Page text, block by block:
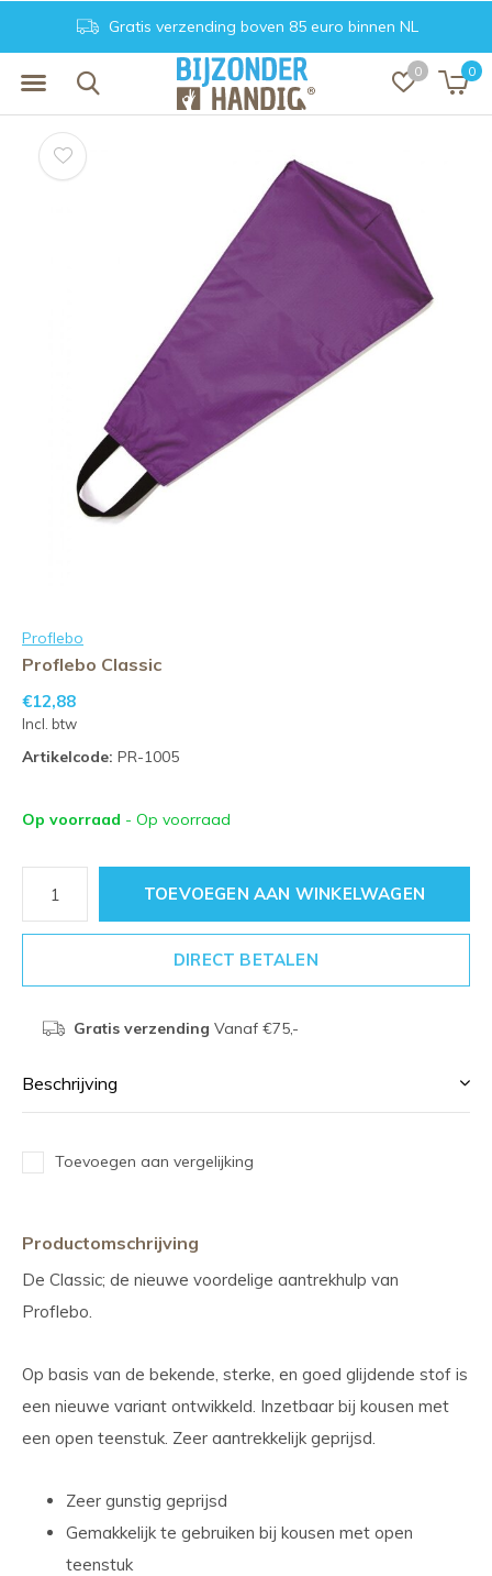
0 0
Achteraf betalen. Veilig en vertrouwd
Proflebo
Proflebo Classic
€12,88
Incl. btw
Artikelcode: PR-1005
Op voorraad - Op voorraad
TOEVOEGEN AAN WINKELWAGEN
DIRECT BETALEN
Gratis verzending Vanaf €75,-
Beschrijving
Toevoegen aan vergelijking
Productomschrijving
De Classic; de nieuwe voordelige aantrekhulp van
Proflebo.
Op basis van de bekende, sterke, en goed glijdende stof is
een nieuwe variant ontwikkeld. Inzetbaar bij kousen met
een open teenstuk. Zeer aantrekkelijk geprijsd.
Zeer gunstig geprijsd
Gemakkelijk te gebruiken bij kousen met open
teenstuk